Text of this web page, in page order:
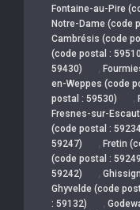
Fontaine-au-Pire
Notre-Dame (code
Cambrésis (code
(code postal :
59430)
,
en-Weppes (code
postal : 59530)
,
Fresnes-sur-
(code postal :
59247)
, Fretin
(code postal :
59242)
,
Ghyvelde (code
: 59132)
,